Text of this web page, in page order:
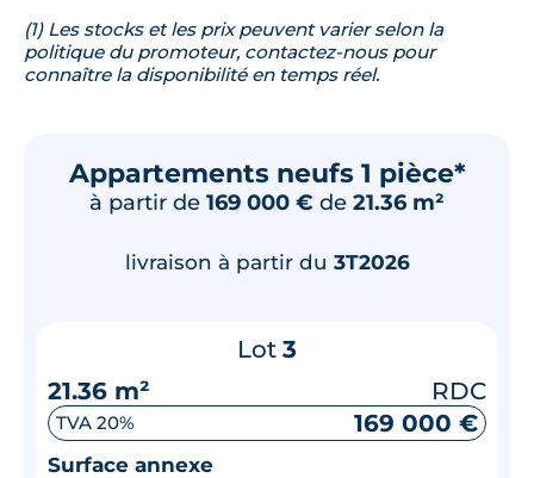
(1) Les stocks et les prix peuvent varier selon la
politique du promoteur, contactez-nous pour
connaître la disponibilité en temps réel.
Appartements neufs 1 pièce*
à partir de 169 000 € de 21.36 m²
livraison à partir du 3T2026
Lot 3
21.36 m²
RDC
TVA 20% 169 000 €
Surface annexe